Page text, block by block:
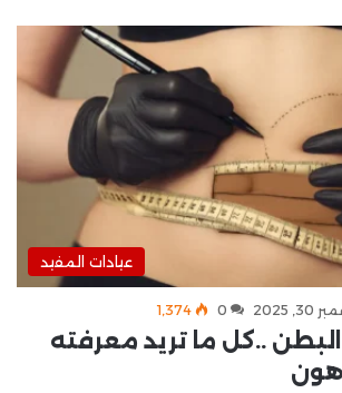
عيادات المفيد
2025
0 1٬374
..كل ما تريد معرفته